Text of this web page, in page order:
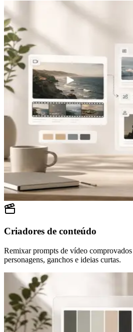
Criadores de conteúdo
Remixar prompts de vídeo comprovados
personagens, ganchos e ideias curtas.